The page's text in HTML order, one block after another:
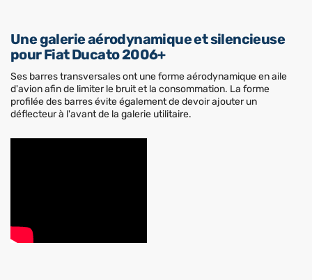
Une galerie aérodynamique et silencieuse
pour Fiat Ducato 2006+
Ses barres transversales ont une forme aérodynamique en aile
d'avion afin de limiter le bruit et la consommation. La forme
profilée des barres évite également de devoir ajouter un
déflecteur à l'avant de la galerie utilitaire.